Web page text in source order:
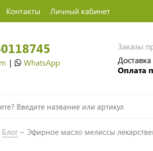
Контакты Личный кабинет
| WhatsApp
Заказы
Оплата
Блог Эфирное масло мелиссы